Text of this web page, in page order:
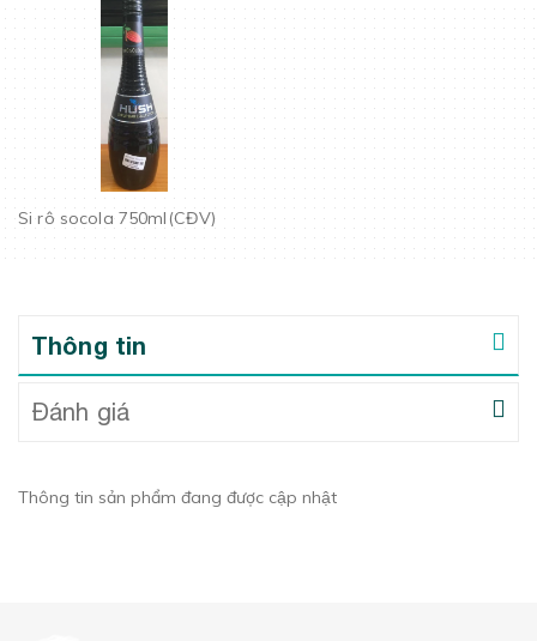
Si rô socola 750ml(CĐV)
Thông tin
Đánh giá
Thông tin sản phẩm đang được cập nhật